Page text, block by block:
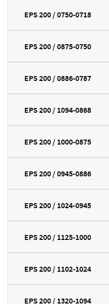
EPS 200 / 0750-0718
EPS 200 / 0875-0750
EPS 200 / 0886-0787
EPS 200 / 1094-0868
EPS 200 / 1000-0875
EPS 200 / 0945-0886
EPS 200 / 1024-0945
EPS 200 / 1125-1000
EPS 200 / 1102-1024
EPS 200 / 1320-1094